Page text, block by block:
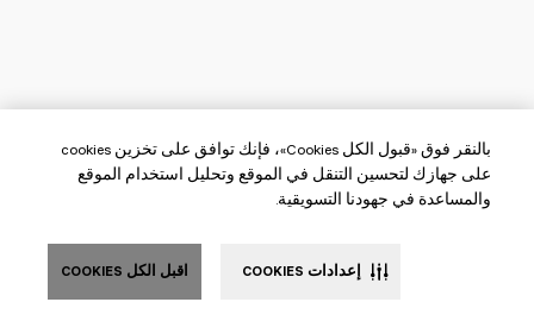
بالنقر فوق «قبول الكل Cookies»، فإنك توافق على تخزين cookies
على جهازك لتحسين التنقل في الموقع وتحليل استخدام الموقع
والمساعدة في جهودنا التسويقية.
اقبل الكل COOKIES إعدادات COOKIES